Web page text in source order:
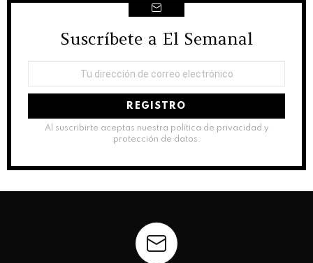
NEWSLETTER
Suscríbete a El Semanal
correo
Al suscribirte aceptas nuestra política de privacidad y
protección de datos.